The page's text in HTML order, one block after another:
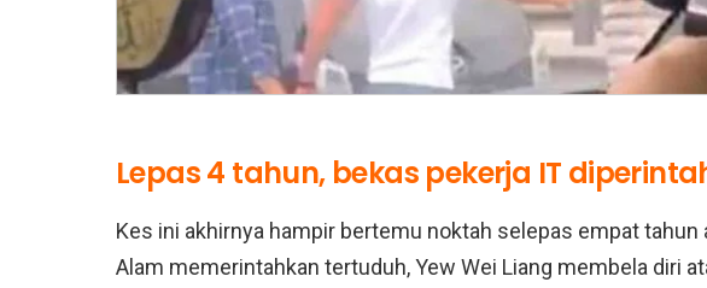
Lepas 4 tahun, bekas pekerja IT
Kes ini akhirnya hampir bertemu noktah selepas empat tahun
Alam memerintahkan tertuduh, Yew Wei Liang membela diri